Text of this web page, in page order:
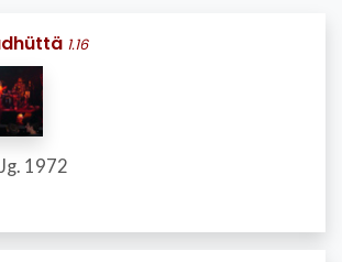
1.16
1972